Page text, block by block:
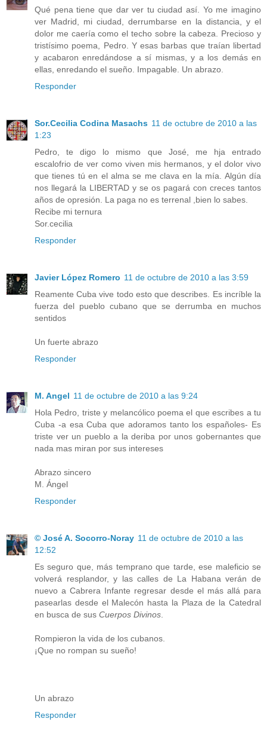
Qué pena tiene que dar ver tu ciudad así. Yo me imagino
ver Madrid, mi ciudad, derrumbarse en la distancia, y el
dolor me caería como el techo sobre la cabeza. Precioso y
tristísimo poema, Pedro. Y esas barbas que traían libertad
y acabaron enredándose a sí mismas, y a los demás en
ellas, enredando el sueño. Impagable. Un abrazo.
Responder
Sor.Cecilia Codina Masachs 11 de octubre de 2010 a las
1:23
Pedro, te digo lo mismo que José, me hja entrado
escalofrio de ver como viven mis hermanos, y el dolor vivo
que tienes tú en el alma se me clava en la mía. Algún día
nos llegará la LIBERTAD y se os pagará con creces tantos
años de opresión. La paga no es terrenal ,bien lo sabes.
Recibe mi ternura
Sor.cecilia
Responder
Javier López Romero 11 de octubre de 2010 a las 3:59
Reamente Cuba vive todo esto que describes. Es incríble la
fuerza del pueblo cubano que se derrumba en muchos
sentidos
Un fuerte abrazo
Responder
M. Angel 11 de octubre de 2010 a las 9:24
Hola Pedro, triste y melancólico poema el que escribes a tu
Cuba -a esa Cuba que adoramos tanto los españoles- Es
triste ver un pueblo a la deriba por unos gobernantes que
nada mas miran por sus intereses
Abrazo sincero
M. Ángel
Responder
© José A. Socorro-Noray 11 de octubre de 2010 a las
12:52
Es seguro que, más temprano que tarde, ese maleficio se
volverá resplandor, y las calles de La Habana verán de
nuevo a Cabrera Infante regresar desde el más allá para
pasearlas desde el Malecón hasta la Plaza de la Catedral
en busca de sus Cuerpos Divinos
Rompieron la vida de los cubanos.
¡Que no rompan su sueño!
Un abrazo
Responder